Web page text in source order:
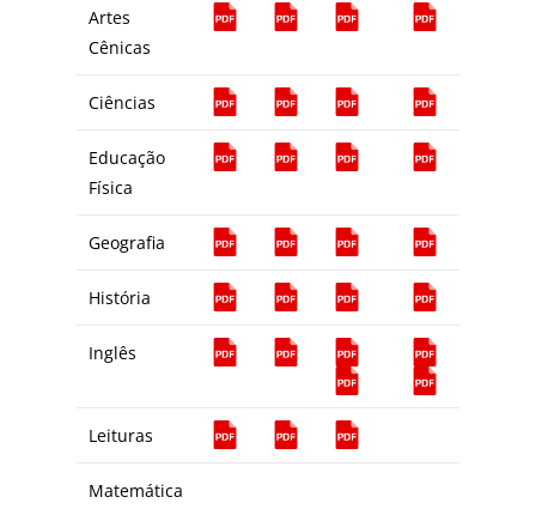
Artes
Cênicas
Ciências
Educação
Física
Geografia
História
Inglês
Leituras
Matemática